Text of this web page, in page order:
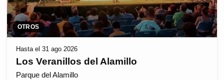
OTROS
Hasta el 31 ago 2026
Los Veranillos del Alamillo
Parque del Alamillo